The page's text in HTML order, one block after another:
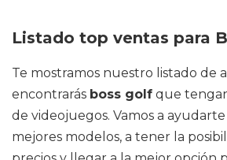
Listado top ventas para
Te mostramos nuestro listado de
encontrarás boss golf que
de videojuegos. Vamos a
mejores modelos, a tener la